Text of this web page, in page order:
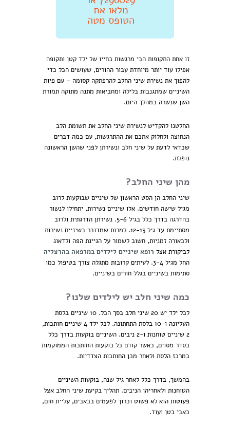
מלאו את
הטופס מטה
זו אחת התקופות הכי מרגשות בחייו של ילד קטן ותקופה
אפילו עוד יותר מיוחדת עבור ההורים, שעושים הכל כדי
להפוך את נשירת שיני החלב להרפתקה קסומה – עם פיות
השיניים שמתגנבות בלילה ומחביאות מתנה מתוקה תמורת
השן שנשרה במהלך היום.
החלטנו להקדיש לנשירת שיני החלב את תשומת הלב
הנחוצה ולחלוק אתכם את ההתרגשות, עם כמה דברים
שכדאי לדעת על שיני חלב ונשירתן לפני שהשן הראשונה
נופלת.
מהן שיני החלב?
שיני החלב הן הסט הראשון של שיניים שבוקעות לרוב
מגיל שישה חודשים. אלו שיניים נשירות, יתחילו לנשור
בהדרגה בדרך כלל בגיל 5-6. נשירתן הדרגתית ולרוב
מסתיימת עד גיל 12-13. למרות שמדובר בשיניים נשירות
ולכאורה זמניות, חשוב לשמור על הגיינת הפה ולדאוג
לביקורת אצל רופא שיניים לילדים במרפאה בהרצליה
החל מגיל 3-4. לעיתים קרובות מתגלה צורך בטיפול כמו
סתימות בשיניים בגלל חורים בשיניים.
כמה שיני חלב יש לילדים שלנו?
לכל ילד יש 20 שיני חלב בסך הכל. 10 שיניים בלסת
העליונה ו-10 בלסת התחתונה. לכל ילד 4 שיניים חותכות,
2 שיניים טוחנות ו-2 ניבים. השיניים בוקעות בדרך כלל
בסדר מסוים, כאשר קודם כל בוקעות החותכות הממוקמות
במרכז הלסת ולאחר מכן החותכות הצדדיות.
בהמשך, בדרך כלל לאחר גיל שנה, בוקעות השיניים
הטוחנות ולאחריהן הניבים. תהליך בקיעת שיני החלב אצל
פעוטות הוא לא פשוט וכרוך לפעמים בכאבים, עליית חום,
כאבי בטן ועוד.